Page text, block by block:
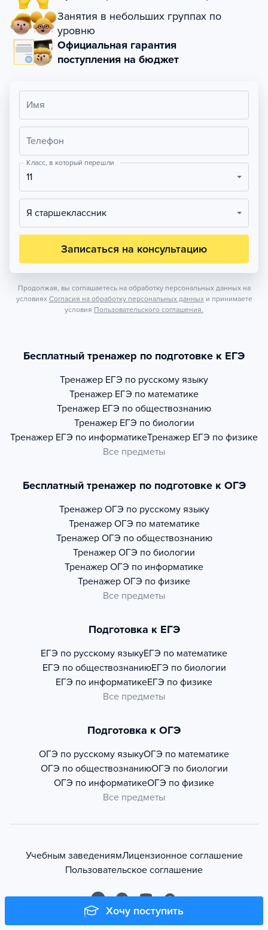
Хочу поступить
Занятия в небольших группах по
уровню
Официальная гарантия
поступления на бюджет
Имя
Телефон
Класс, в который перешли
11
Я старшеклассник
Записаться на консультацию
Продолжая, вы соглашаетесь на обработку персональных данных на
условиях Согласия на обработку персональных данных и принимаете
условия Пользовательского соглашения.
Бесплатный тренажер по подготовке к ЕГЭ
Тренажер ЕГЭ по русскому языку
Тренажер ЕГЭ по математике
Тренажер ЕГЭ по обществознанию
Тренажер ЕГЭ по биологии
Тренажер ЕГЭ по информатикеТренажер ЕГЭ по физике
Все предметы
Бесплатный тренажер по подготовке к ОГЭ
Тренажер ОГЭ по русскому языку
Тренажер ОГЭ по математике
Тренажер ОГЭ по обществознанию
Тренажер ОГЭ по биологии
Тренажер ОГЭ по информатике
Тренажер ОГЭ по физике
Все предметы
Подготовка к ЕГЭ
ЕГЭ по русскому языкуЕГЭ по математике
ЕГЭ по обществознаниюЕГЭ по биологии
ЕГЭ по информатикеЕГЭ по физике
Все предметы
Подготовка к ОГЭ
ОГЭ по русскому языкуОГЭ по математике
ОГЭ по обществознаниюОГЭ по биологии
ОГЭ по информатикеОГЭ по физике
Все предметы
Учебным заведениямЛицензионное соглашение
Пользовательское соглашение